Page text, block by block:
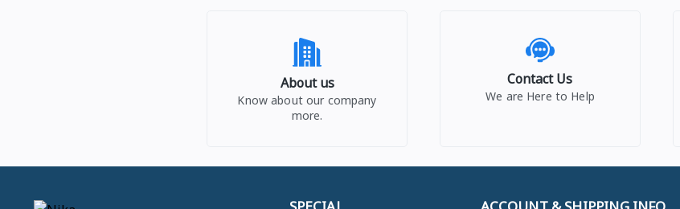
About us
Know about our company
more.
Contact Us
We are Here to Help